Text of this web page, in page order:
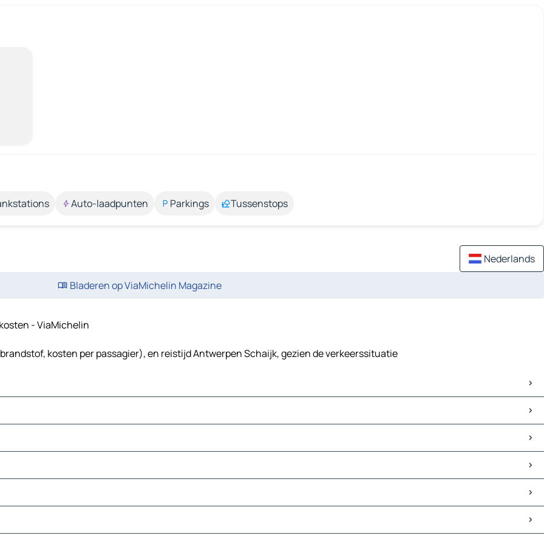
Auto-laadpunten Parkings Tussenstops
Nederlands
Bladeren op ViaMichelin Magazine
- ViaMichelin
kosten per passagier), en reistijd Antwerpen Schaijk, gezien de verkeerssituatie